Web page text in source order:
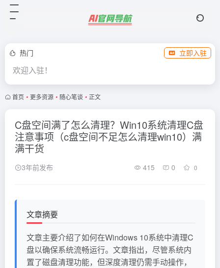
热门 立即入驻
欢迎入驻！
首页 • 更多资源 • 随心笔谈 • 正文
C盘空间满了怎么清理？Win10系统清理C盘
注意事项（c盘空间不足怎么清理win10）满
满干货
3年前发布 415 0 0
文章摘要
文章主要介绍了如何在Windows 10系统中清理C
盘以确保系统流畅运行。文章指出，尽管系统内
置了磁盘清理功能，但深度清理仍需手动操作，